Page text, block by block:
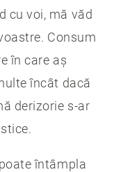
cu voi, mă văd
Consum
în care aș
încât dacă
derizorie s-ar
întâmpla